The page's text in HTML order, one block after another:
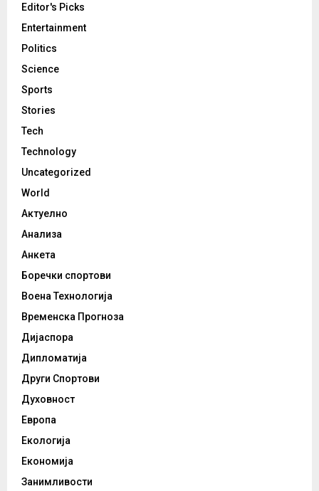
Editor's Picks
Entertainment
Politics
Science
Sports
Stories
Tech
Technology
Uncategorized
World
Актуелно
Анализа
Анкета
Боречки спортови
Воена Технологија
Временска Прогноза
Дијаспора
Дипломатија
Други Спортови
Духовност
Европа
Екологија
Економија
Занимливости